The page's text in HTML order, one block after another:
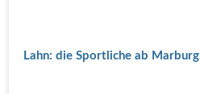
Lahn: die Sportliche ab Marburg